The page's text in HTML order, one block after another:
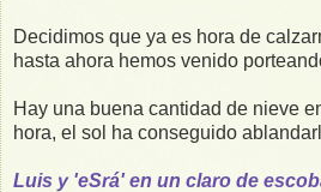
Decidimos que ya es hora de
hasta ahora hemos venido
Hay una buena cantidad de nieve
hora, el sol ha conseguido
Luis y 'eSrá' en un claro de